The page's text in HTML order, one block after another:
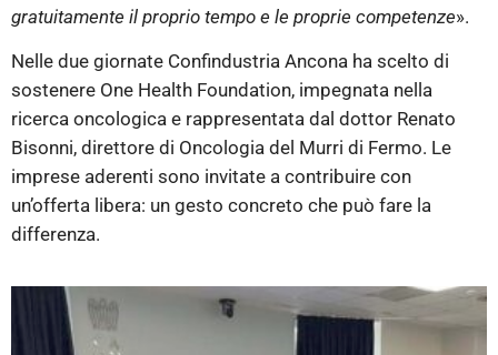
gratuitamente il proprio tempo e le proprie competenze».
Nelle due giornate Confindustria Ancona ha scelto di
sostenere One Health Foundation, impegnata nella
ricerca oncologica e rappresentata dal dottor Renato
Bisonni, direttore di Oncologia del Murri di Fermo. Le
imprese aderenti sono invitate a contribuire con
un’offerta libera: un gesto concreto che può fare la
differenza.